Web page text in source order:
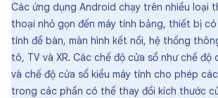
Các ứng dụng Android chạy trên nhiều loại
thoại nhỏ gọn đến máy tính bảng, thiết bị
tính để bàn, màn hình kết nối, hệ thống
tô, TV và XR. Các chế độ cửa sổ như chế độ
và chế độ cửa sổ kiểu máy tính cho phép
trong các phần có thể thay đổi kích thước